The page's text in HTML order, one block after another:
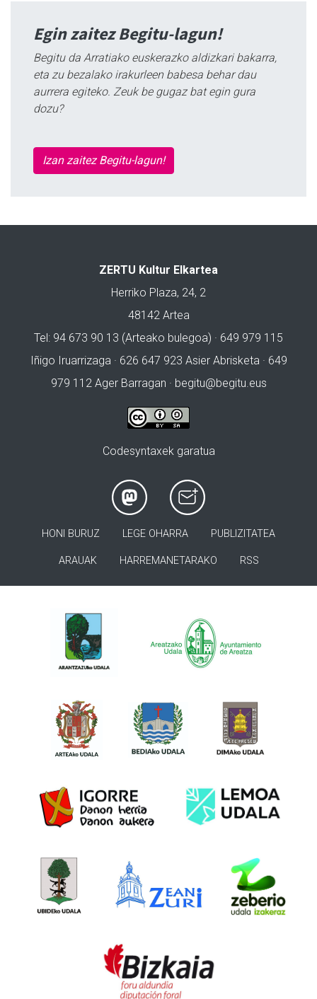
Egin zaitez Begitu-lagun!
Begitu da Arratiako euskerazko aldizkari bakarra,
eta zu bezalako irakurleen babesa behar dau
aurrera egiteko. Zeuk be gugaz bat egin gura
dozu?
Izan zaitez Begitu-lagun!
ZERTU Kultur Elkartea
Herriko Plaza, 24, 2
48142 Artea
Tel: 94 673 90 13 (Arteako bulegoa) · 649 979 115
Iñigo Iruarrizaga · 626 647 923 Asier Abrisketa · 649
979 112 Ager Barragan · begitu@begitu.eus
Codesyntaxek garatua
HONI BURUZ LEGE OHARRA PUBLIZITATEA
ARAUAK HARREMANETARAKO RSS